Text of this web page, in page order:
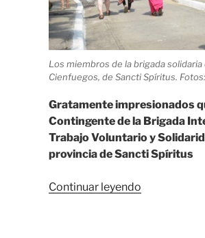
Los miembros de la brigada
Cienfuegos, de Sancti Spíritus.
Gratamente impresionados
Contingente de la Brigada
Trabajo Voluntario y
provincia de Sancti Spíritus
Continuar leyendo